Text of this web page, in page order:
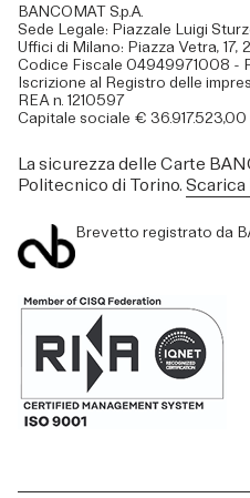
BANCOMAT S.p.A.
Sede Legale: Piazzale Luigi
Uffici di Milano: Piazza Vetra, 17,
Codice Fiscale 04949971008 -
Iscrizione al Registro delle
REA n. 1210597
Capitale sociale € 36.917.523,00
La sicurezza delle Carte
Politecnico di Torino. Scarica
Brevetto registrato da